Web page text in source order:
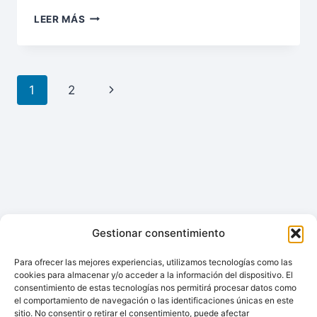
Gestionar consentimiento
Para ofrecer las mejores experiencias, utilizamos tecnologías como las
cookies para almacenar y/o acceder a la información del dispositivo. El
consentimiento de estas tecnologías nos permitirá procesar datos como
el comportamiento de navegación o las identificaciones únicas en este
sitio. No consentir o retirar el consentimiento, puede afectar
LEER MÁS GUÍA
MEJORES
Navegación
1 2
Siguiente
© 2026 topdomoticafacil.com